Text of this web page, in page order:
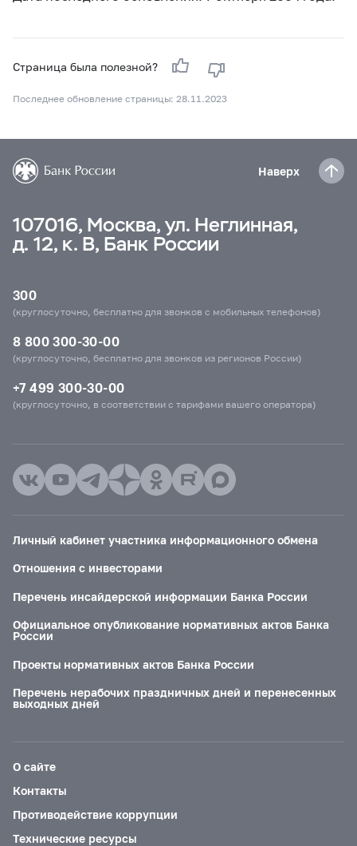
Страница была полезной?
Последнее обновление страницы: 28.11.2023
Наверх
107016, Москва, ул. Неглинная,
д. 12, к. В, Банк России
300
(круглосуточно, бесплатно для звонков с мобильных телефонов)
8 800 300-30-00
(круглосуточно, бесплатно для звонков из регионов России)
+7 499 300-30-00
(круглосуточно, в соответствии с тарифами вашего оператора)
Личный кабинет участника информационного обмена
Отношения с инвесторами
Перечень инсайдерской информации Банка России
Официальное опубликование нормативных актов Банка
России
Проекты нормативных актов Банка России
Перечень нерабочих праздничных дней и перенесенных
выходных дней
О сайте
Контакты
Противодействие коррупции
Технические ресурсы